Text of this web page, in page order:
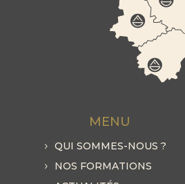
MENU
QUI SOMMES-NOUS ?
NOS FORMATIONS